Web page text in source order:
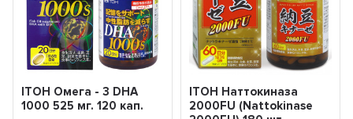
ITOH Омега - 3 DHA
1000 525 мг. 120 кап.
ITOH Наттокиназа
2000FU (Nattokinase